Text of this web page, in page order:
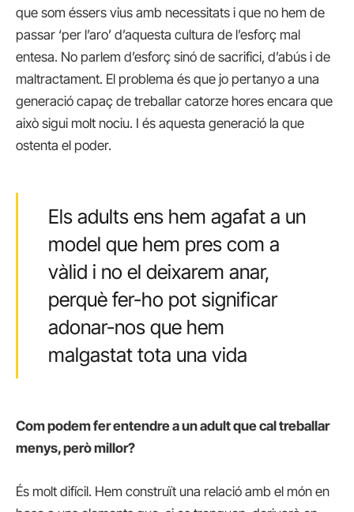
que som éssers vius amb necessitats i que no hem de
passar ‘per l’aro’ d’aquesta cultura de l’esforç mal
entesa. No parlem d’esforç sinó de sacrifici, d’abús i de
maltractament. El problema és que jo pertanyo a una
generació capaç de treballar catorze hores encara que
això sigui molt nociu. I és aquesta generació la que
ostenta el poder.
Els adults ens hem agafat a un
model que hem pres com a
vàlid i no el deixarem anar,
perquè fer-ho pot significar
adonar-nos que hem
malgastat tota una vida
Com podem fer entendre a un adult que cal treballar
menys, però millor?
És molt difícil. Hem construït una relació amb el món en